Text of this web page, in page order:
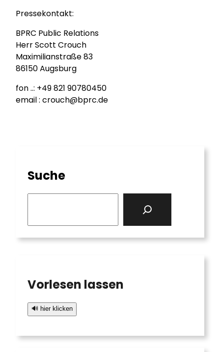
Pressekontakt:
BPRC Public Relations
Herr Scott Crouch
Maximilianstraße 83
86150 Augsburg
fon ..: +49 821 90780450
email : crouch@bprc.de
Suche
Vorlesen lassen
🔊 hier klicken